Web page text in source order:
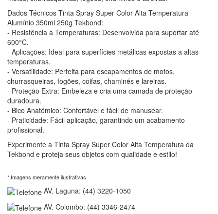
Dados Técnicos Tinta Spray Super Color Alta Temperatura
Alumínio 350ml 250g Tekbond:
- Resistência a Temperaturas: Desenvolvida para suportar até
600°C.
- Aplicações: Ideal para superfícies metálicas expostas a altas
temperaturas.
- Versatilidade: Perfeita para escapamentos de motos,
churrasqueiras, fogões, coifas, chaminés e lareiras.
- Proteção Extra: Embeleza e cria uma camada de proteção
duradoura.
- Bico Anatômico: Confortável e fácil de manusear.
- Praticidade: Fácil aplicação, garantindo um acabamento
profissional.
Experimente a Tinta Spray Super Color Alta Temperatura da
Tekbond e proteja seus objetos com qualidade e estilo!
* Imagens meramente ilustrativas
AV. Laguna: (44) 3220-1050
AV. Colombo: (44) 3346-2474